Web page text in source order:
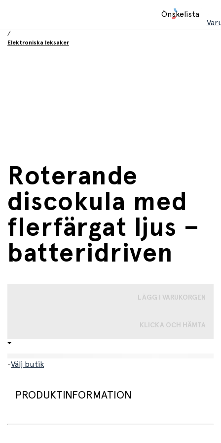
Önskelista
/
Elektroniska leksaker
Roterande
discokula med
flerfärgat ljus –
batteridriven
LÄGG I VARUKORGEN
KLICKA OCH HÄMTA
-Välj butik
PRODUKTINFORMATION